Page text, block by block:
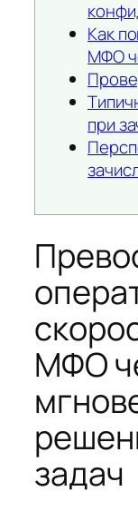
Как
МФО
при
МФО
задач